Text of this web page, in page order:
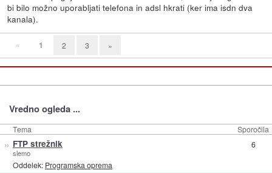
bi bilo možno uporabljati telefona in adsl hkrati (ker ima isdn dva
kanala).
« 1 2 3 »
Vredno ogleda ...
Tema Sporočila
» FTP strežnik
slemo
Oddelek: Programska oprema
6